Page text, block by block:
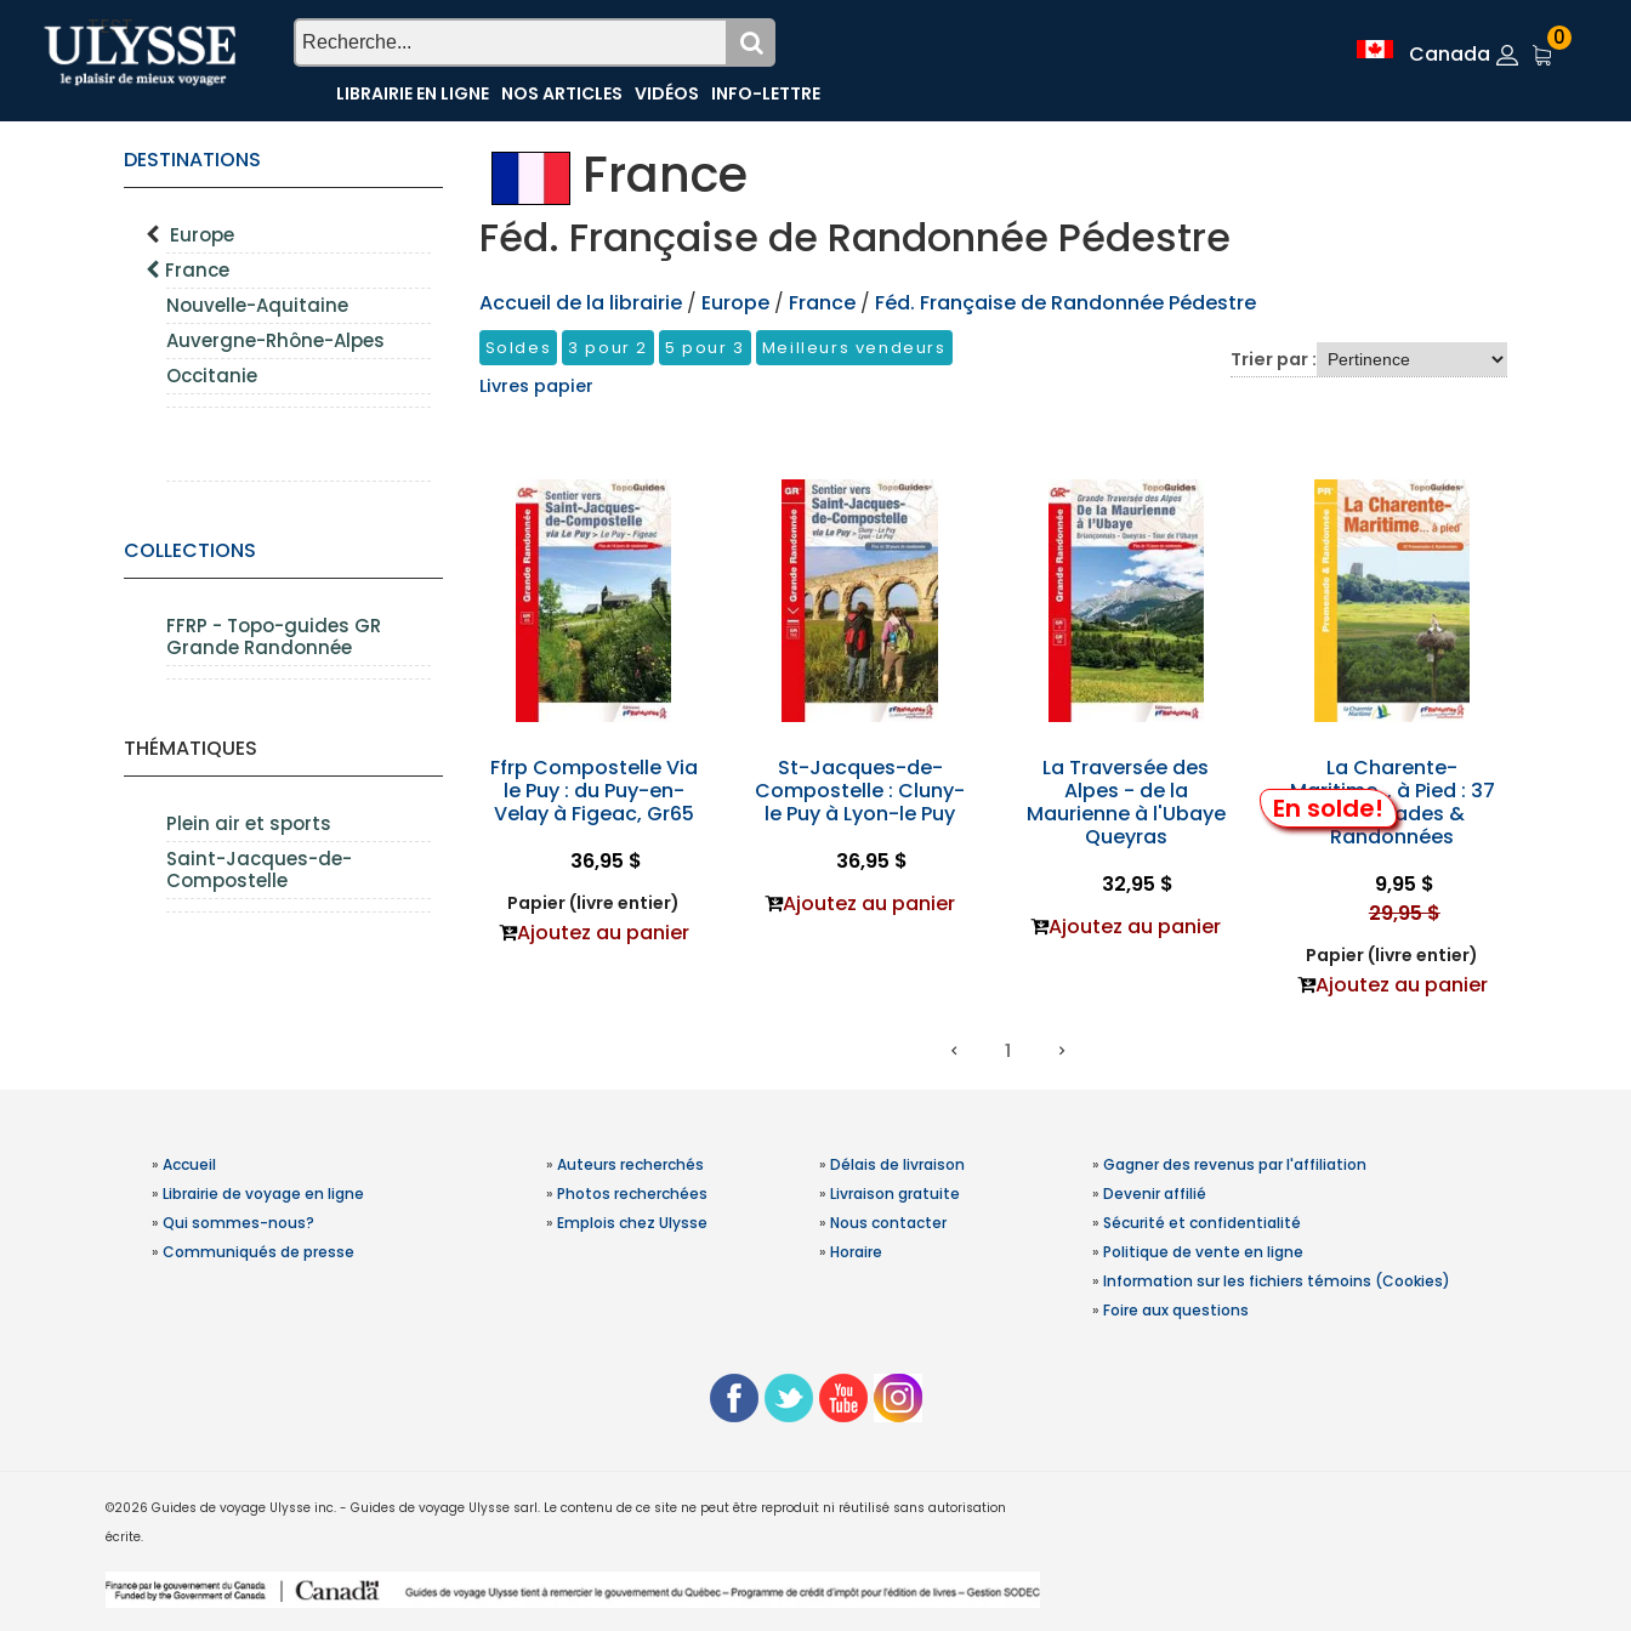
TEST
LIBRAIRIE EN LIGNE NOS ARTICLES VIDÉOS INFO-LETTRE
Canada
0
DESTINATIONS
Europe
France
Nouvelle-Aquitaine
Auvergne-Rhône-Alpes
Occitanie
COLLECTIONS
FFRP - Topo-guides GR
Grande Randonnée
THÉMATIQUES
Plein air et sports
Saint-Jacques-de-
Compostelle
France
Féd. Française de Randonnée Pédestre
Accueil de la librairie / Europe / France / Féd. Française de Randonnée Pédestre
Soldes 3 pour 2 5 pour 3 Meilleurs vendeurs
Livres papier
Trier par :
Ffrp Compostelle Via
le Puy : du Puy-en-
Velay à Figeac, Gr65
36,95 $
Papier (livre entier)
Ajoutez au panier
St-Jacques-de-
Compostelle : Cluny-
le Puy à Lyon-le Puy
36,95 $
Ajoutez au panier
La Traversée des
Alpes - de la
Maurienne à l'Ubaye
Queyras
32,95 $
Ajoutez au panier
En solde!
La Charente-
Maritime... à Pied : 37
Promenades &
Randonnées
9,95 $
29,95 $
Papier (livre entier)
Ajoutez au panier
1
» Accueil
» Librairie de voyage en ligne
» Qui sommes-nous?
» Communiqués de presse
» Auteurs recherchés
» Photos recherchées
» Emplois chez Ulysse
» Délais de livraison
» Livraison gratuite
» Nous contacter
» Horaire
» Gagner des revenus par l'affiliation
» Devenir affilié
» Sécurité et confidentialité
» Politique de vente en ligne
» Information sur les fichiers témoins (Cookies)
» Foire aux questions
©2026 Guides de voyage Ulysse inc. - Guides de voyage Ulysse sarl. Le contenu de ce site ne peut être reproduit ni réutilisé sans autorisation
écrite.